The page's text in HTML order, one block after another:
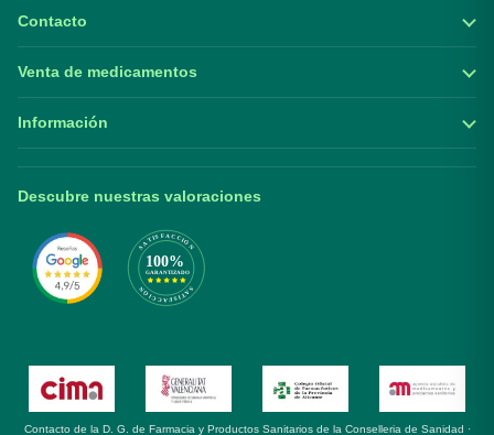
Contacto
Venta de medicamentos
Información
Descubre nuestras valoraciones
Contacto de la D. G. de Farmacia y Productos Sanitarios de la Conselleria de Sanidad ·